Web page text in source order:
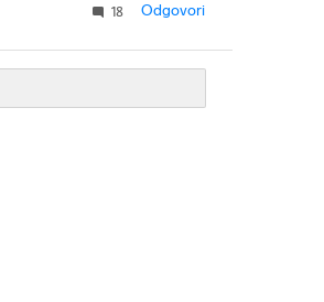
18 Odgovori